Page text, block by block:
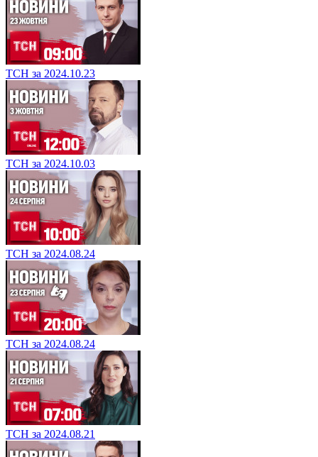
ТСН за 2024.10.23
ТСН за 2024.10.03
ТСН за 2024.08.24
ТСН за 2024.08.24
ТСН за 2024.08.21